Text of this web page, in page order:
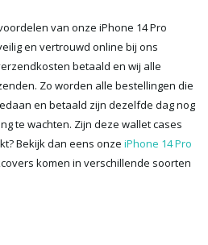
van onze iPhone 14 Pro
en vertrouwd online bij ons
betaald en wij alle
Zo worden alle bestellingen die
en betaald zijn dezelfde dag nog
te wachten. Zijn deze wallet cases
Bekijk dan eens onze iPhone 14 Pro
komen in verschillende soorten